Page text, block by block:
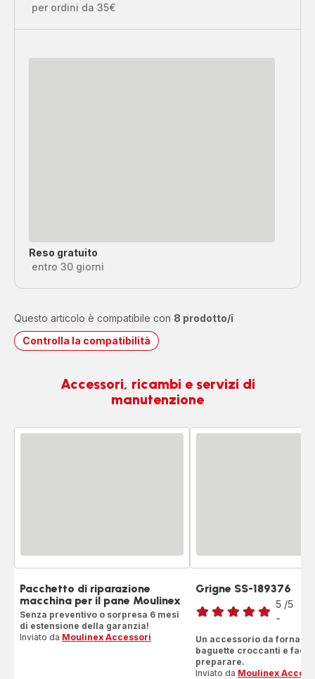
per ordini da 35€
Reso gratuito
entro 30 giorni
Questo articolo è compatibile con 8 prodotto/i
Controlla la compatibilità
Accessori, ricambi e servizi di
manutenzione
Pacchetto di riparazione
macchina per il pane Moulinex
Senza preventivo o sorpresa 6 mesi
di estensione della garanzia!
Inviato da Moulinex Accessori
Grigne SS-189376
Voto
di
cinque
stelle
5 /5
-
Un accessorio da fornaio
baguette croccanti e facili
preparare.
Inviato da Moulinex